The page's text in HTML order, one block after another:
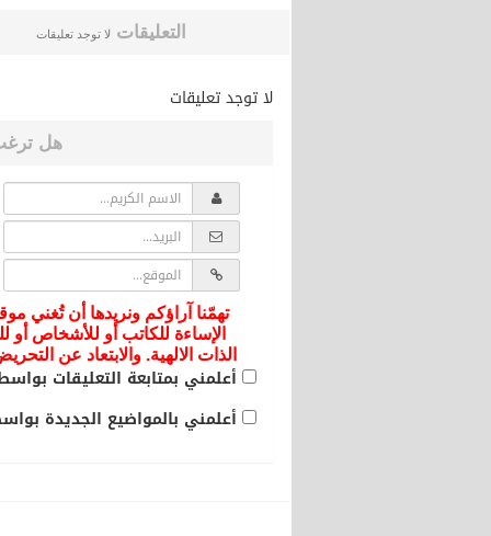
التعليقات لا توجد تعليقات
لا توجد تعليقات
هل
تهمّنا آراؤكم ونريدها أن تُغني
الإساءة للكاتب أو للأشخاص أو
الذات الالهية. والابتعاد عن
أعلمني بمتابعة التعليقات
أعلمني بالمواضيع الجديدة